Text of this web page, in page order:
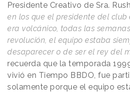
Presidente Creativo de Sra.
en los que el presidente del club
era volcánico, todas las
revolución, el equipo estaba
desaparecer o de ser el rey del
recuerda que la temporada
vivió en Tiempo BBDO, fue
solamente porque el equipo